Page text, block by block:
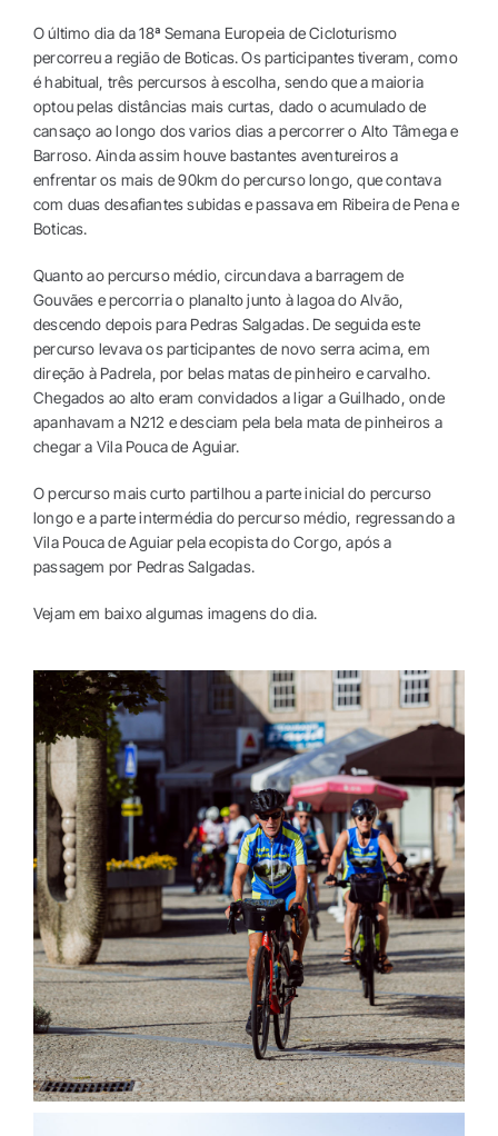
PROGRAMA COMPLETO
O último dia da 18ª Semana Europeia de Cicloturismo
percorreu a região de Boticas. Os participantes tiveram, como
é habitual, três percursos à escolha, sendo que a maioria
optou pelas distâncias mais curtas, dado o acumulado de
cansaço ao longo dos varios dias a percorrer o Alto Tâmega e
Barroso. Ainda assim houve bastantes aventureiros a
enfrentar os mais de 90km do percurso longo, que contava
com duas desafiantes subidas e passava em Ribeira de Pena e
Boticas.
Quanto ao percurso médio, circundava a barragem de
Gouvães e percorria o planalto junto à lagoa do Alvão,
descendo depois para Pedras Salgadas. De seguida este
percurso levava os participantes de novo serra acima, em
direção à Padrela, por belas matas de pinheiro e carvalho.
Chegados ao alto eram convidados a ligar a Guilhado, onde
apanhavam a N212 e desciam pela bela mata de pinheiros a
chegar a Vila Pouca de Aguiar.
O percurso mais curto partilhou a parte inicial do percurso
longo e a parte intermédia do percurso médio, regressando a
Vila Pouca de Aguiar pela ecopista do Corgo, após a
passagem por Pedras Salgadas.
Vejam em baixo algumas imagens do dia.